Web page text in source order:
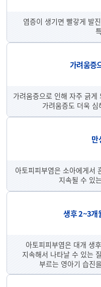
염증이 생기면 빨갛게 발
가려움증
가려움증으로 인해 자주 긁
가려움증도 더욱
만
아토피피부염은 소아에게서
지속될 수 있
생후 2~3개
아토피피부염은 대개 생
지속해서 나타날 수 있는
부르는 영아기 습진